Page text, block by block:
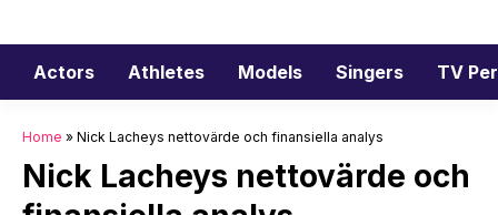
till
innehållActors Athletes Models Singers TV
Home » Nick Lacheys nettovärde och finansiella analys
Nick Lacheys nettovärde och